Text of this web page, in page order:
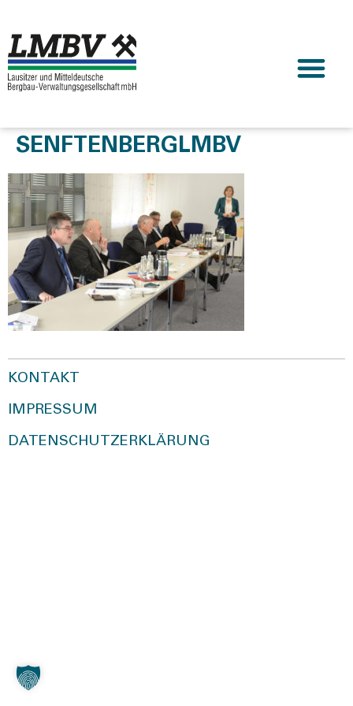
SENFTENBERGLMBV
KONTAKT
IMPRESSUM
DATENSCHUTZERKLÄRUNG